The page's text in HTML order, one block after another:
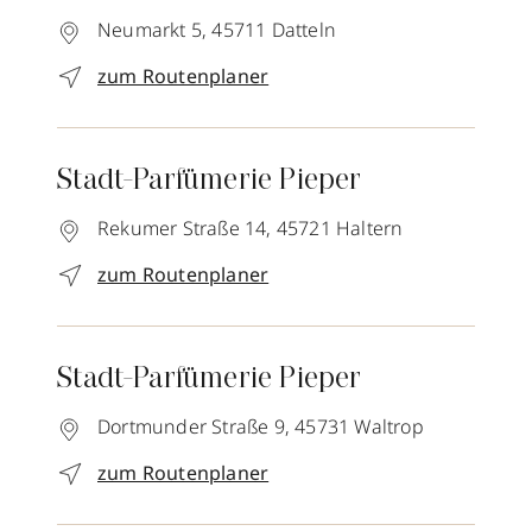
Neumarkt 5, 45711 Datteln
zum Routenplaner
Stadt-Parfümerie Pieper
Rekumer Straße 14, 45721 Haltern
zum Routenplaner
Stadt-Parfümerie Pieper
Dortmunder Straße 9, 45731 Waltrop
zum Routenplaner